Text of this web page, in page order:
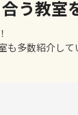
う教室
も多数紹介して